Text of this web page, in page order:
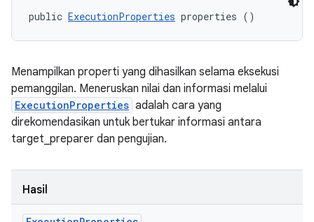
public ExecutionProperties properties ()
Menampilkan properti yang dihasilkan selama eksekusi
pemanggilan. Meneruskan nilai dan informasi melalui
ExecutionProperties adalah cara yang
direkomendasikan untuk bertukar informasi antara
target_preparer dan pengujian.
Hasil